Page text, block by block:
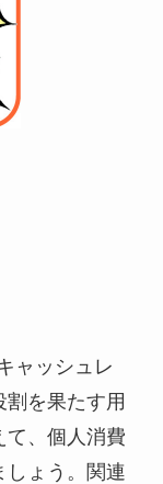
ャッシュレ
を果たす用
て、個人消費
しょう。関連